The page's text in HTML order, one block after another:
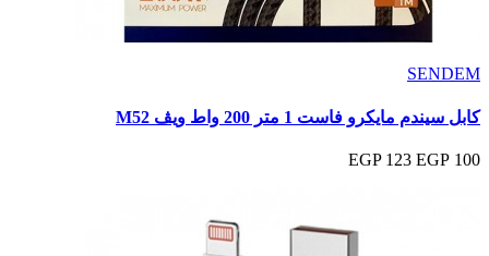
SENDEM
كابل سيندم مايكرو فاست 1 متر 200 واط ويڤ M52
100 EGP
123 EGP